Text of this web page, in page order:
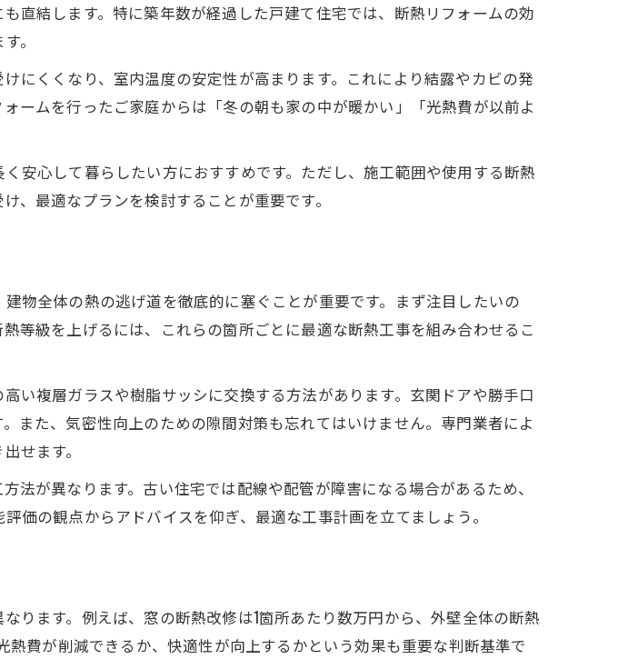
直結します。特に築年数が経過した戸建て住宅では、断熱リフォームの効
。
にくくなり、室内温度の安定性が高まります。これにより結露やカビの発
ームを行ったご家庭からは「冬の朝も家の中が暖かい」「光熱費が以前よ
安心して暮らしたい方におすすめです。ただし、施工範囲や使用する断熱
、最適なプランを検討することが重要です。
物全体の熱の逃げ道を徹底的に塞ぐことが重要です。まず注目したいの
等級を上げるには、これらの箇所ごとに最適な断熱工事を組み合わせるこ
い複層ガラスや樹脂サッシに交換する方法があります。玄関ドアや勝手口
また、気密性向上のための隙間対策も忘れてはいけません。専門業者によ
せます。
が異なります。古い住宅では配線や配管が障害になる場合があるため、
価の観点からアドバイスを仰ぎ、最適な工事計画を立てましょう。
ります。例えば、窓の断熱改修は1箇所あたり数万円から、外壁全体の断熱
費が削減できるか、快適性が向上するかという効果も重要な判断基準で